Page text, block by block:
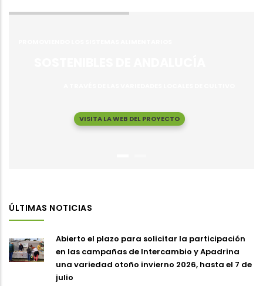
VISITA LA WEB DEL PROYECTO
ÚLTIMAS NOTICIAS
Abierto el plazo para solicitar la participación
en las campañas de Intercambio y Apadrina
una variedad otoño invierno 2026, hasta el 7 de
julio